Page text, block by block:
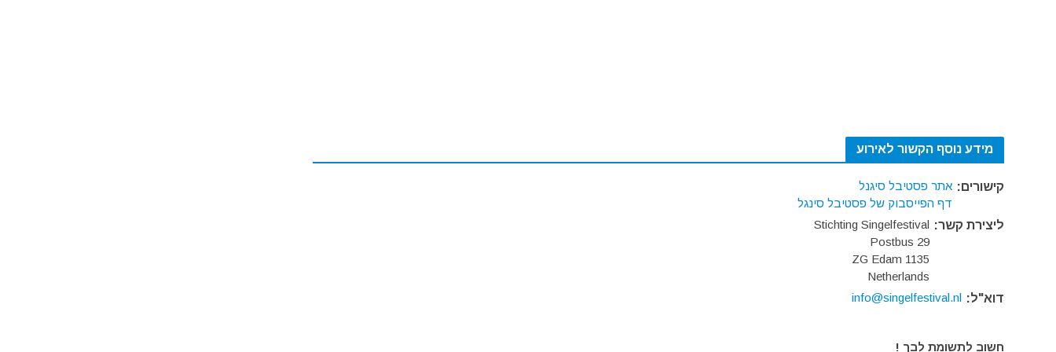
מידע נוסף הקשור לאירוע
קישורים: אתר פסטיבל סיגנל
דף הפייסבוק של פסטיבל סינגל
ליצירת קשר: Stichting Singelfestival
Postbus 29
1135 ZG Edam
Netherlands
דוא"ל: info@singelfestival.nl
חשוב לתשומת לבך !